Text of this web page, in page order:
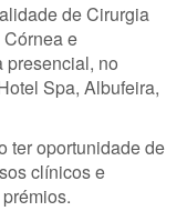
de Cirurgia
e
presencial, no
Spa, Albufeira,
ter oportunidade de
clínicos e